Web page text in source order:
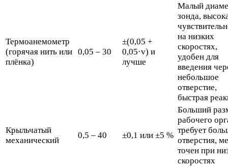
Термоанемометр
(горячая нить или
плёнка)
0,05 – 30
±(0,05 +
0,05·v) и
лучше
Малый
зонда,
на низких
скоростях,
удобен для
введения
небольшое
отверстие,
быстрая
Крыльчатый
механический
0,5 – 40 ±0,1 или ±5 %
Больший
рабочего
требует
отверстия,
точен при
скоростях